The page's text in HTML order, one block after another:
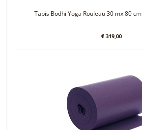
Tapis Bodhi Yoga Rouleau 30 mx 80
€ 319,00